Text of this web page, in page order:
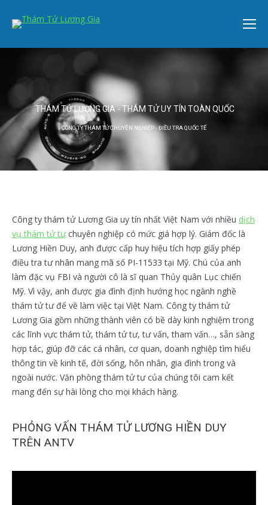
THÁM TỬ LƯƠNG GIA - THÁM TỬ UY TÍN TOÀN QUỐC
CÔNG TY THÁM TỬ CHUYÊN NGHIỆP - ĐIỀU TRA QUỐC TẾ
Công ty thám tử Lương Gia uy tín nhất Việt Nam với nhiều dịch
vụ thám tử tưchuyên nghiệp có mức giá hợp lý. Giám đốc là
Lương Hiền Duy, anh được cấp huy hiệu tích hợp giấy phép
điều tra tư nhân mang mã số PI-11533 tại Mỹ. Chú của anh
làm đặc vụ FBI và người cô là sĩ quan Thủy quân Lục chiến
Mỹ. Vì vậy, anh được gia đình định hướng học ngành nghề
thám tử tư để về làm việc tại Việt Nam. Công ty thám tử
Lương Gia gồm những thành viên có bề dày kinh nghiệm trong
các lĩnh vực thám tử, thám tử tư, tư vấn, tham vấn…, sẵn sàng
hợp tác, giúp đỡ các cá nhân, cơ quan, doanh nghiệp tìm hiểu
thông tin về kinh tế, đời sống, hôn nhân, gia đình trong và
ngoài nước. Văn phòng thám tử tư của chúng tôi cam kết
mang đến sự hài lòng cho mọi khách hàng.
PHỎNG VẤN THÁM TỬ LƯƠNG HIỀN DUY
TRÊN ANTV